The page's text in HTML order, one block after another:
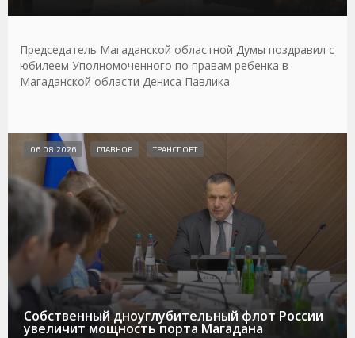
Председатель Магаданской областной Думы поздравил с
юбилеем Уполномоченного по правам ребенка в
Магаданской области Дениса Павлика
Собственный дноуглубительный флот России
увеличит мощность порта Магадана
06.08.2026 ГЛАВНОЕ ТРАНСПОРТ